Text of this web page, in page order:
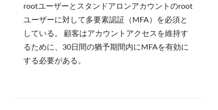
rootユーザーとスタンドアロンアカウントのroot
ユーザーに対して多要素認証（MFA）を必須と
している。 顧客はアカウントアクセスを維持す
るために、30日間の猶予期間内にMFAを有効に
する必要がある。